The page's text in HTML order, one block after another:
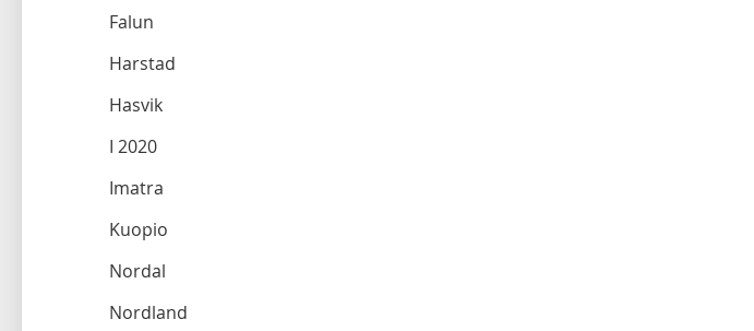
Falun
Harstad
Hasvik
I 2020
Imatra
Kuopio
Nordal
Nordland